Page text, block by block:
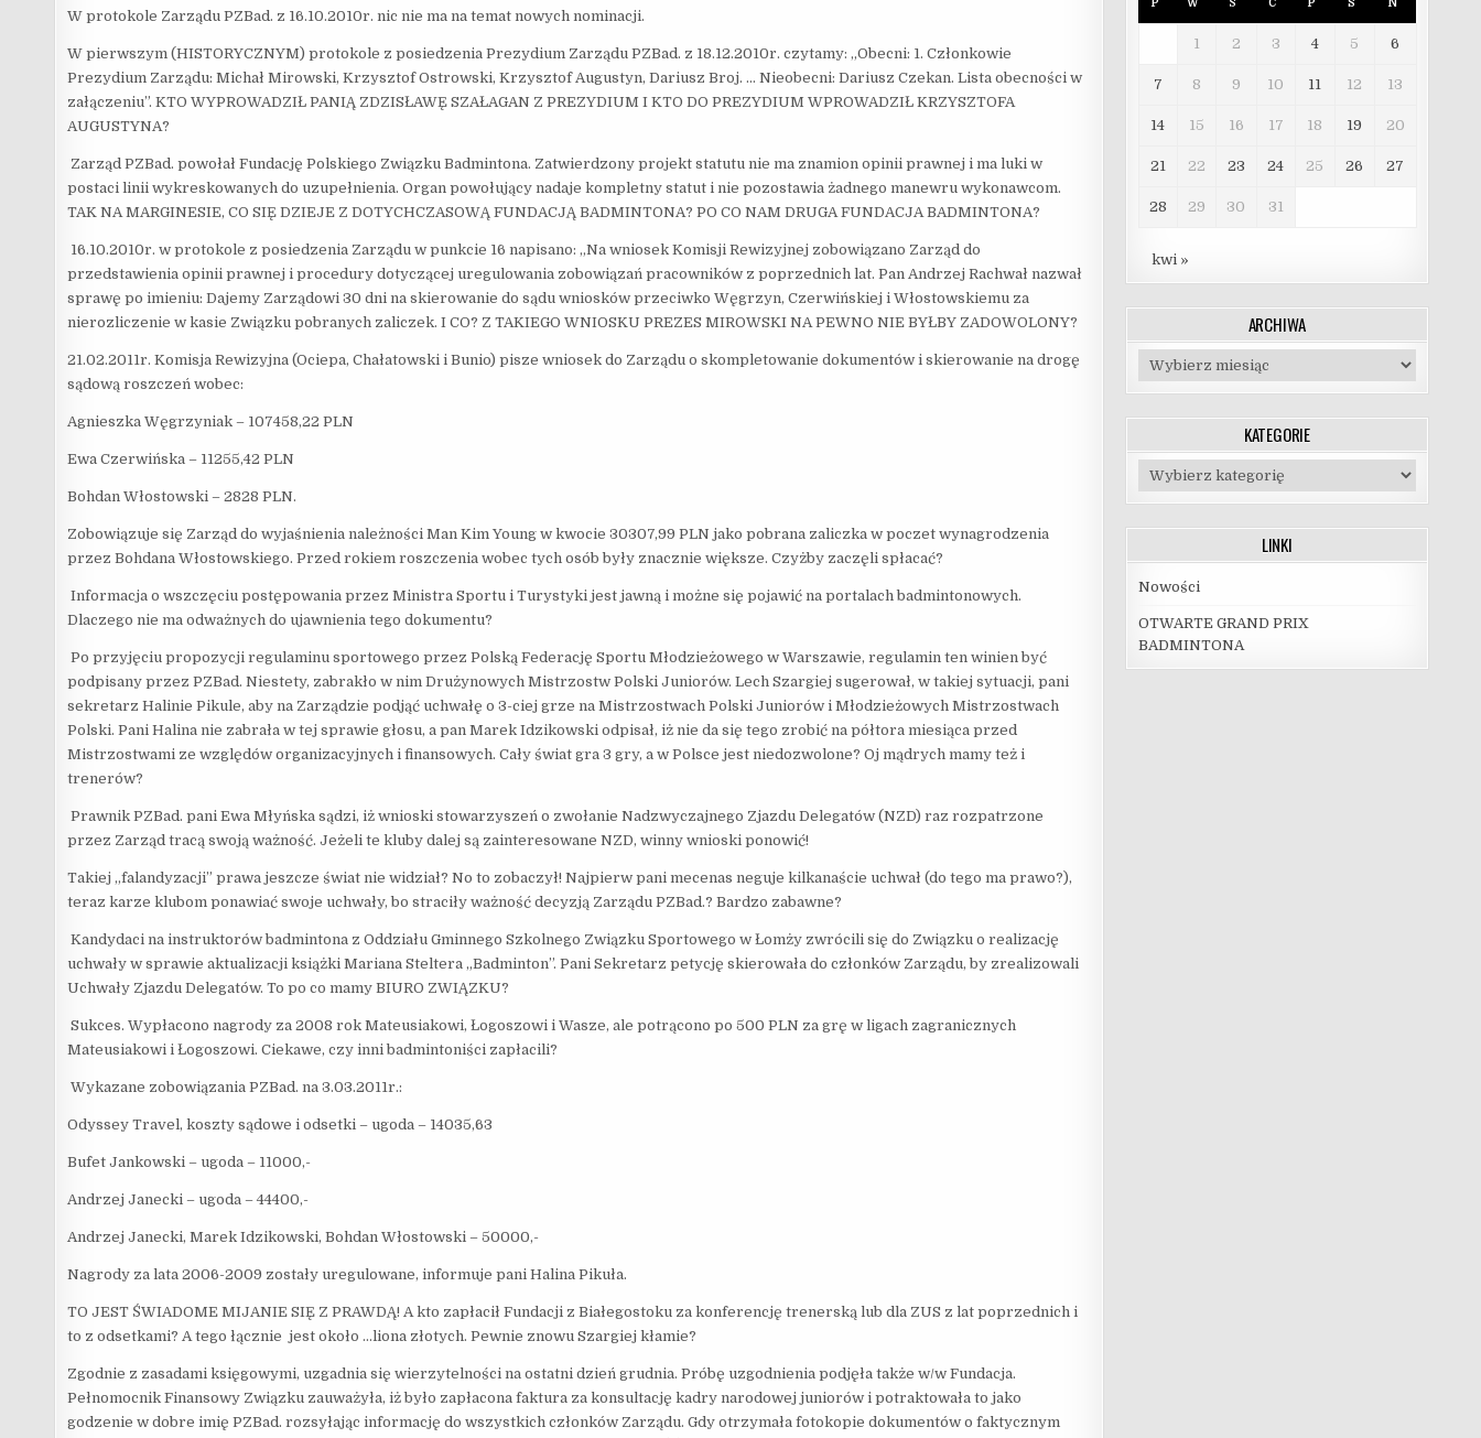
W protokole Zarządu PZBad. z 16.10.2010r. nic nie ma na temat nowych nominacji.
W pierwszym (HISTORYCZNYM) protokole z posiedzenia Prezydium Zarządu PZBad. z 18.12.2010r. czytamy: „Obecni: 1. Członkowie
Prezydium Zarządu: Michał Mirowski, Krzysztof Ostrowski, Krzysztof Augustyn, Dariusz Broj. … Nieobecni: Dariusz Czekan. Lista obecności w
załączeniu”. KTO WYPROWADZIŁ PANIĄ ZDZISŁAWĘ SZAŁAGAN Z PREZYDIUM I KTO DO PREZYDIUM WPROWADZIŁ KRZYSZTOFA
AUGUSTYNA?
Zarząd PZBad. powołał Fundację Polskiego Związku Badmintona. Zatwierdzony projekt statutu nie ma znamion opinii prawnej i ma luki w
postaci linii wykreskowanych do uzupełnienia. Organ powołujący nadaje kompletny statut i nie pozostawia żadnego manewru wykonawcom.
TAK NA MARGINESIE, CO SIĘ DZIEJE Z DOTYCHCZASOWĄ FUNDACJĄ BADMINTONA? PO CO NAM DRUGA FUNDACJA BADMINTONA?
16.10.2010r. w protokole z posiedzenia Zarządu w punkcie 16 napisano: „Na wniosek Komisji Rewizyjnej zobowiązano Zarząd do
przedstawienia opinii prawnej i procedury dotyczącej uregulowania zobowiązań pracowników z poprzednich lat. Pan Andrzej Rachwał nazwał
sprawę po imieniu: Dajemy Zarządowi 30 dni na skierowanie do sądu wniosków przeciwko Węgrzyn, Czerwińskiej i Włostowskiemu za
nierozliczenie w kasie Związku pobranych zaliczek. I CO? Z TAKIEGO WNIOSKU PREZES MIROWSKI NA PEWNO NIE BYŁBY ZADOWOLONY?
21.02.2011r. Komisja Rewizyjna (Ociepa, Chałatowski i Bunio) pisze wniosek do Zarządu o skompletowanie dokumentów i skierowanie na drogę
sądową roszczeń wobec:
Agnieszka Węgrzyniak – 107458,22 PLN
Ewa Czerwińska – 11255,42 PLN
Bohdan Włostowski – 2828 PLN.
Zobowiązuje się Zarząd do wyjaśnienia należności Man Kim Young w kwocie 30307,99 PLN jako pobrana zaliczka w poczet wynagrodzenia
przez Bohdana Włostowskiego. Przed rokiem roszczenia wobec tych osób były znacznie większe. Czyżby zaczęli spłacać?
Informacja o wszczęciu postępowania przez Ministra Sportu i Turystyki jest jawną i możne się pojawić na portalach badmintonowych.
Dlaczego nie ma odważnych do ujawnienia tego dokumentu?
Po przyjęciu propozycji regulaminu sportowego przez Polską Federację Sportu Młodzieżowego w Warszawie, regulamin ten winien być
podpisany przez PZBad. Niestety, zabrakło w nim Drużynowych Mistrzostw Polski Juniorów. Lech Szargiej sugerował, w takiej sytuacji, pani
sekretarz Halinie Pikule, aby na Zarządzie podjąć uchwałę o 3-ciej grze na Mistrzostwach Polski Juniorów i Młodzieżowych Mistrzostwach
Polski. Pani Halina nie zabrała w tej sprawie głosu, a pan Marek Idzikowski odpisał, iż nie da się tego zrobić na półtora miesiąca przed
Mistrzostwami ze względów organizacyjnych i finansowych. Cały świat gra 3 gry, a w Polsce jest niedozwolone? Oj mądrych mamy też i
trenerów?
Prawnik PZBad. pani Ewa Młyńska sądzi, iż wnioski stowarzyszeń o zwołanie Nadzwyczajnego Zjazdu Delegatów (NZD) raz rozpatrzone
przez Zarząd tracą swoją ważność. Jeżeli te kluby dalej są zainteresowane NZD, winny wnioski ponowić!
Takiej „falandyzacji” prawa jeszcze świat nie widział? No to zobaczył! Najpierw pani mecenas neguje kilkanaście uchwał (do tego ma prawo?),
teraz karze klubom ponawiać swoje uchwały, bo straciły ważność decyzją Zarządu PZBad.? Bardzo zabawne?
Kandydaci na instruktorów badmintona z Oddziału Gminnego Szkolnego Związku Sportowego w Łomży zwrócili się do Związku o realizację
uchwały w sprawie aktualizacji książki Mariana Steltera „Badminton”. Pani Sekretarz petycję skierowała do członków Zarządu, by zrealizowali
Uchwały Zjazdu Delegatów. To po co mamy BIURO ZWIĄZKU?
Sukces. Wypłacono nagrody za 2008 rok Mateusiakowi, Łogoszowi i Wasze, ale potrącono po 500 PLN za grę w ligach zagranicznych
Mateusiakowi i Łogoszowi. Ciekawe, czy inni badmintoniści zapłacili?
Wykazane zobowiązania PZBad. na 3.03.2011r.:
Odyssey Travel, koszty sądowe i odsetki – ugoda – 14035,63
Bufet Jankowski – ugoda – 11000,-
Andrzej Janecki – ugoda – 44400,-
Andrzej Janecki, Marek Idzikowski, Bohdan Włostowski – 50000,-
Nagrody za lata 2006-2009 zostały uregulowane, informuje pani Halina Pikuła.
TO JEST ŚWIADOME MIJANIE SIĘ Z PRAWDĄ! A kto zapłacił Fundacji z Białegostoku za konferencję trenerską lub dla ZUS z lat poprzednich i
to z odsetkami? A tego łącznie jest około …liona złotych. Pewnie znowu Szargiej kłamie?
Zgodnie z zasadami księgowymi, uzgadnia się wierzytelności na ostatni dzień grudnia. Próbę uzgodnienia podjęła także w/w Fundacja.
Pełnomocnik Finansowy Związku zauważyła, iż było zapłacona faktura za konsultację kadry narodowej juniorów i potraktowała to jako
godzenie w dobre imię PZBad. rozsyłając informację do wszystkich członków Zarządu. Gdy otrzymała fotokopie dokumentów o faktycznym
P W Ś C P S N
1 2 3 4 5 6
7 8 9 10 11 12 13
14 15 16 17 18 19 20
21 22 23 24 25 26 27
28 29 30 31
kwi »
ARCHIWA
Archiwa
KATEGORIE
Kategorie
LINKI
Nowości
OTWARTE GRAND PRIX
BADMINTONA